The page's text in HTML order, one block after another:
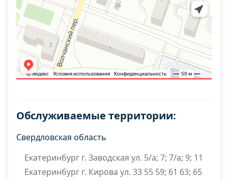
Обслуживаемые территории:
Свердловская область
Екатеринбург г. Заводская ул. 5/а; 7; 7/а; 9; 11
Екатеринбург г. Кирова ул. 33 55 59; 61 63; 65